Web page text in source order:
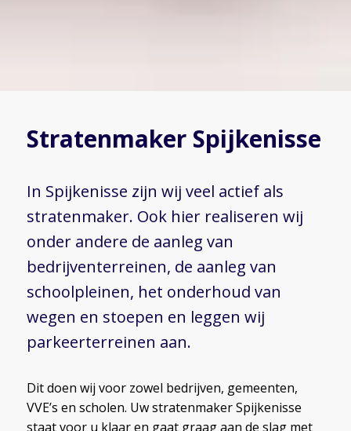
Stratenmaker Spijkenisse
In Spijkenisse zijn wij veel actief als
stratenmaker. Ook hier realiseren wij
onder andere de aanleg van
bedrijventerreinen, de aanleg van
schoolpleinen, het onderhoud van
wegen en stoepen en leggen wij
parkeerterreinen aan.
Dit doen wij voor zowel bedrijven, gemeenten,
VVE’s en scholen. Uw stratenmaker Spijkenisse
staat voor u klaar en gaat graag aan de slag met